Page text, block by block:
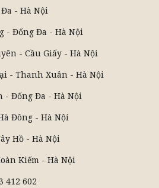
- Hà Nội
- Đống Đa - Hà Nội
- Cầu Giấy - Hà Nội
- Thanh Xuân - Hà Nội
- Đống Đa - Hà Nội
Đông - Hà Nội
Hồ - Hà Nội
Kiếm - Hà Nội
412 602